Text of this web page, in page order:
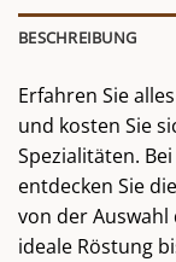
BESCHREIBUNG
Erfahren Sie
und kosten Sie
Spezialitäten.
entdecken Sie
von der
ideale Röstung